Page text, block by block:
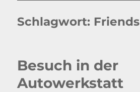
Schlagwort: Friends
Besuch in der
Autowerkstatt